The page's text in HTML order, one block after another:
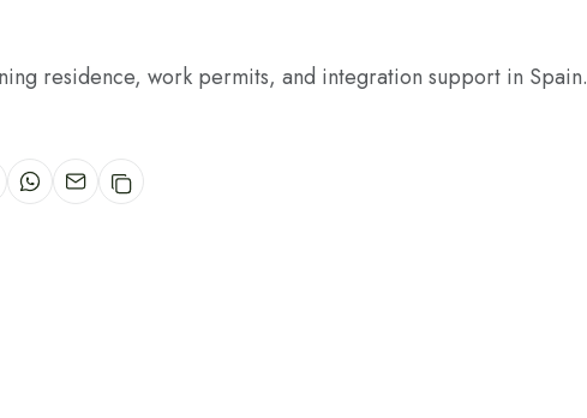
residence, work permits, and integration support in Spain.